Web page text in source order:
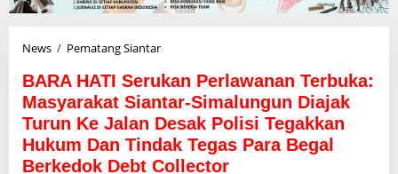
News / Pematang Siantar
R
A
H
A
T
I
BARA HATI Serukan Perlawanan Terbuka:
Masyarakat Siantar-Simalungun Diajak
Turun Ke Jalan Desak Polisi Tegakkan
Hukum Dan Tindak Tegas Para Begal
Berkedok Debt Collector